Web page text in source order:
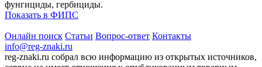
фунгициды, гербициды.
Показать в ФИПС
Онлайн поиск Статьи Вопрос-ответ Контакты
info@reg-znaki.ru
reg-znaki.ru собрал всю информацию из открытых источников,